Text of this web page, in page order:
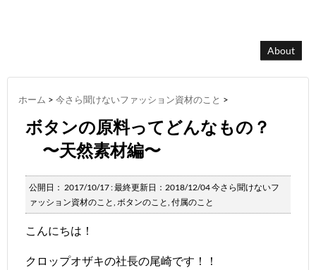
About
ホーム > 今さら聞けないファッション資材のこと >
ボタンの原料ってどんなもの？
〜天然素材編〜
公開日： 2017/10/17: 最終更新日：2018/12/04今さら聞けないフ
ァッション資材のこと, ボタンのこと, 付属のこと
こんにちは！
クロップオザキの社長の尾崎です！！